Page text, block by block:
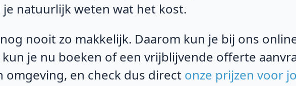
natuurlijk weten wat het kost.
nooit zo makkelijk. Daarom kun je bij ons
je nu boeken of een vrijblijvende offerte
omgeving, en check dus direct onze prijzen voor